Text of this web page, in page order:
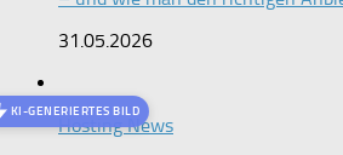
31.05.2026
KI-GENERIERTES BILD
Hosting News